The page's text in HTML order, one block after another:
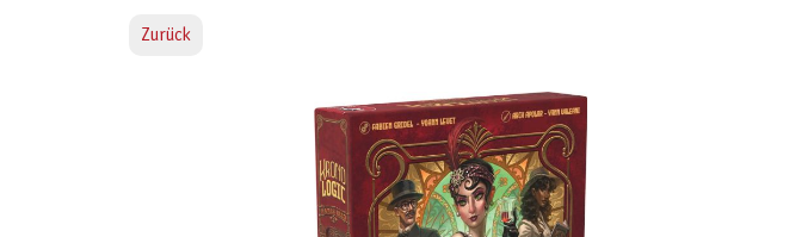
Zurück
Bildergalerie überspringen